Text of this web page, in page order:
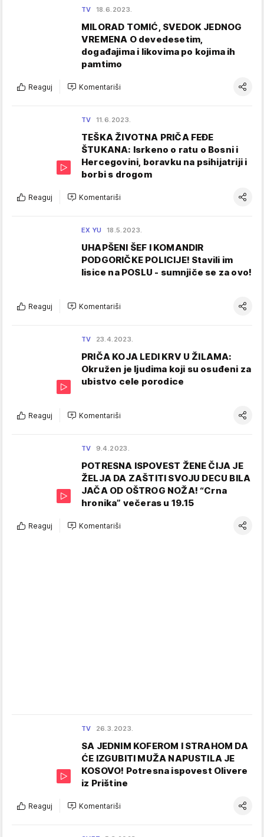
TV 18.6.2023.
MILORAD TOMIĆ, SVEDOK JEDNOG
VREMENA O devedesetim,
događajima i likovima po kojima ih
pamtimo
Reaguj Komentariši
TV 11.6.2023.
TEŠKA ŽIVOTNA PRIČA FEĐE
ŠTUKANA: Isrkeno o ratu o Bosni i
Hercegovini, boravku na psihijatriji i
borbi s drogom
Reaguj Komentariši
EX YU 18.5.2023.
UHAPŠENI ŠEF I KOMANDIR
PODGORIČKE POLICIJE! Stavili im
lisice na POSLU - sumnjiče se za ovo!
Reaguj Komentariši
TV 23.4.2023.
PRIČA KOJA LEDI KRV U ŽILAMA:
Okružen je ljudima koji su osuđeni za
ubistvo cele porodice
Reaguj Komentariši
TV 9.4.2023.
POTRESNA ISPOVEST ŽENE ČIJA JE
ŽELJA DA ZAŠTITI SVOJU DECU BILA
JAČA OD OŠTROG NOŽA! “Crna
hronika” večeras u 19.15
Reaguj Komentariši
TV 26.3.2023.
SA JEDNIM KOFEROM I STRAHOM DA
ĆE IZGUBITI MUŽA NAPUSTILA JE
KOSOVO! Potresna ispovest Olivere
iz Prištine
Reaguj Komentariši